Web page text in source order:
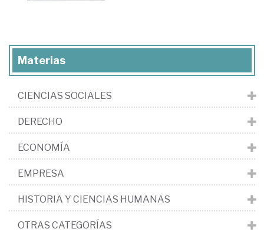
Materias
CIENCIAS SOCIALES
DERECHO
ECONOMÍA
EMPRESA
HISTORIA Y CIENCIAS HUMANAS
OTRAS CATEGORÍAS